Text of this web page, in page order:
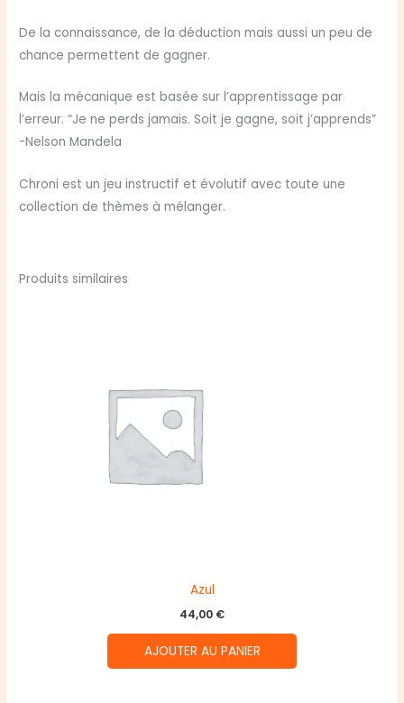
De la connaissance, de la déduction mais aussi un peu de
chance permettent de gagner.
Mais la mécanique est basée sur l’apprentissage par
l’erreur. “Je ne perds jamais. Soit je gagne, soit j’apprends”
-Nelson Mandela
Chroni est un jeu instructif et évolutif avec toute une
collection de thèmes à mélanger.
Produits similaires
Azul
44,00 €
AJOUTER AU PANIER